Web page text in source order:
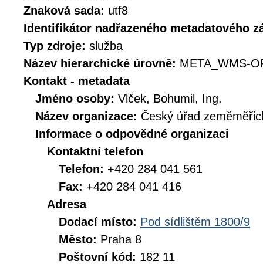
Znaková sada: utf8
Identifikátor nadřazeného metadatového
Typ zdroje: služba
Název hierarchické úrovně: META_WMS-
Kontakt - metadata
Jméno osoby: Vlček, Bohumil, Ing.
Název organizace: Český úřad
Informace o odpovědné organizaci
Kontaktní telefon
Telefon: +420 284 041 561
Fax: +420 284 041 416
Adresa
Dodací místo: Pod sídlištěm 1800/9
Město: Praha 8
Poštovní kód: 182 11